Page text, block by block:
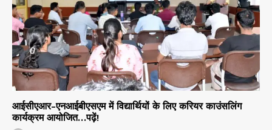
आईसीएआर-एनआईबीएसएम में विद्यार्थियों के लिए करियर काउंसलिंग
कार्यक्रम आयोजित…पढ़ें!